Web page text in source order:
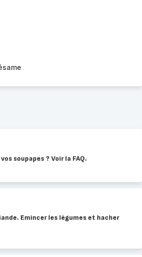
soupapes ? Voir la FAQ.
Emincer les légumes et hacher